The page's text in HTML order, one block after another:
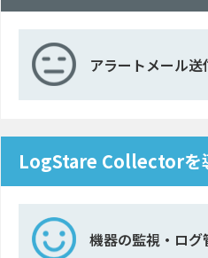
アラートメール
LogStare Collectorを
機器の監視・ロ